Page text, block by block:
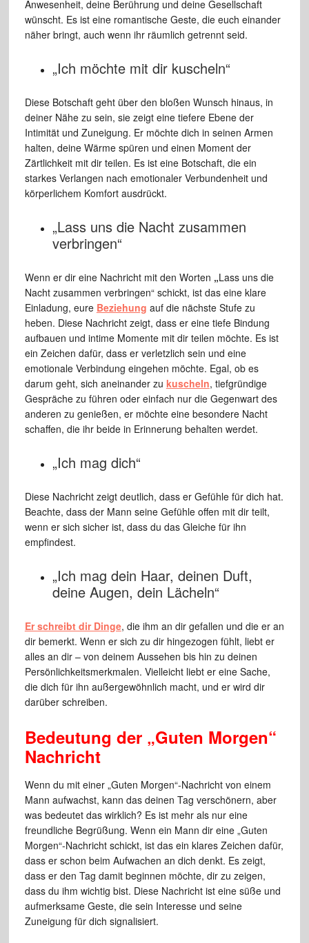
Anwesenheit, deine Berührung und deine Gesellschaft
wünscht. Es ist eine romantische Geste, die euch einander
näher bringt, auch wenn ihr räumlich getrennt seid.
„Ich möchte mit dir kuscheln“
Diese Botschaft geht über den bloßen Wunsch hinaus, in
deiner Nähe zu sein, sie zeigt eine tiefere Ebene der
Intimität und Zuneigung. Er möchte dich in seinen Armen
halten, deine Wärme spüren und einen Moment der
Zärtlichkeit mit dir teilen. Es ist eine Botschaft, die ein
starkes Verlangen nach emotionaler Verbundenheit und
körperlichem Komfort ausdrückt.
„Lass uns die Nacht zusammen
verbringen“
Wenn er dir eine Nachricht mit den Worten „Lass uns die
Nacht zusammen verbringen“ schickt, ist das eine klare
Einladung, eure Beziehung auf die nächste Stufe zu
heben. Diese Nachricht zeigt, dass er eine tiefe Bindung
aufbauen und intime Momente mit dir teilen möchte. Es ist
ein Zeichen dafür, dass er verletzlich sein und eine
emotionale Verbindung eingehen möchte. Egal, ob es
darum geht, sich aneinander zu kuscheln, tiefgründige
Gespräche zu führen oder einfach nur die Gegenwart des
anderen zu genießen, er möchte eine besondere Nacht
schaffen, die ihr beide in Erinnerung behalten werdet.
„Ich mag dich“
Diese Nachricht zeigt deutlich, dass er Gefühle für dich hat.
Beachte, dass der Mann seine Gefühle offen mit dir teilt,
wenn er sich sicher ist, dass du das Gleiche für ihn
empfindest.
„Ich mag dein Haar, deinen Duft,
deine Augen, dein Lächeln“
Er schreibt dir Dinge, die ihm an dir gefallen und die er an
dir bemerkt. Wenn er sich zu dir hingezogen fühlt, liebt er
alles an dir – von deinem Aussehen bis hin zu deinen
Persönlichkeitsmerkmalen. Vielleicht liebt er eine Sache,
die dich für ihn außergewöhnlich macht, und er wird dir
darüber schreiben.
Bedeutung der „Guten Morgen“
Nachricht
Wenn du mit einer „Guten Morgen“-Nachricht von einem
Mann aufwachst, kann das deinen Tag verschönern, aber
was bedeutet das wirklich? Es ist mehr als nur eine
freundliche Begrüßung. Wenn ein Mann dir eine „Guten
Morgen“-Nachricht schickt, ist das ein klares Zeichen dafür,
dass er schon beim Aufwachen an dich denkt. Es zeigt,
dass er den Tag damit beginnen möchte, dir zu zeigen,
dass du ihm wichtig bist. Diese Nachricht ist eine süße und
aufmerksame Geste, die sein Interesse und seine
Zuneigung für dich signalisiert.